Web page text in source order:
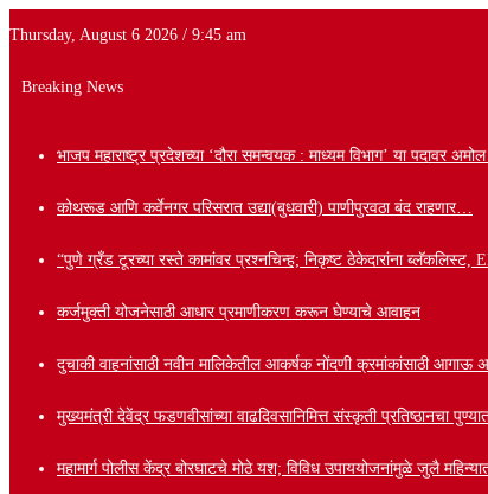
Thursday, August 6 2026 / 9:45 am
Breaking News
भाजप महाराष्ट्र प्रदेशच्या ‘दौरा समन्वयक : माध्यम विभाग’ या पदावर
कोथरूड आणि कर्वेनगर परिसरात उद्या(बुधवारी) पाणीपुरवठा बंद राहणार…
“पुणे ग्रँड टूरच्या रस्ते कामांवर प्रश्नचिन्ह; निकृष्ट ठेकेदारांना
कर्जमुक्ती योजनेसाठी आधार प्रमाणीकरण करून घेण्याचे आवाहन
दुचाकी वाहनांसाठी नवीन मालिकेतील आकर्षक नोंदणी क्रमांकांसाठी आगाऊ
मुख्यमंत्री देवेंद्र फडणवीसांच्या वाढदिवसानिमित्त संस्कृती प्रतिष्ठानचा
महामार्ग पोलीस केंद्र बोरघाटचे मोठे यश; विविध उपाययोजनांमुळे जुलै